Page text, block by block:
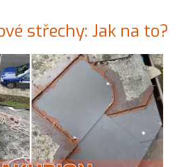
střechy: Jak na to?